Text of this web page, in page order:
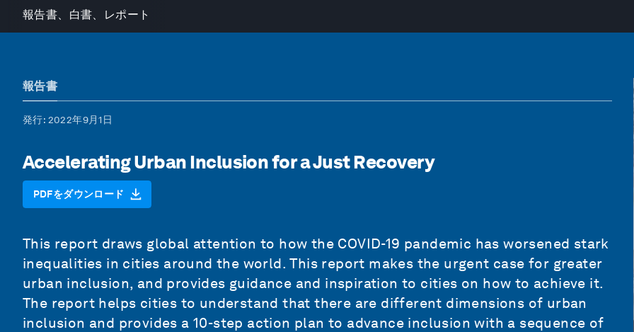
報告書、白書、レポート
報告書
発行: 2022年9月1日
Accelerating Urban Inclusion for a Just Recovery
PDFをダウンロード
This report draws global attention to how the COVID-19 pandemic has worsened stark
inequalities in cities around the world. This report makes the urgent case for greater
urban inclusion, and provides guidance and inspiration to cities on how to achieve it.
The report helps cities to understand that there are different dimensions of urban
inclusion and provides a 10-step action plan to advance inclusion with a sequence of